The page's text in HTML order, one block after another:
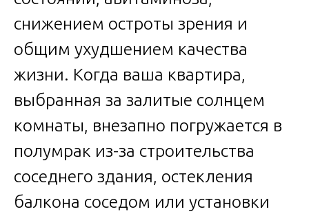
снижением остроты зрения и
общим ухудшением качества
жизни. Когда ваша квартира,
выбранная за залитые солнцем
комнаты, внезапно погружается в
полумрак из-за строительства
соседнего здания, остекления
балкона соседом или установки